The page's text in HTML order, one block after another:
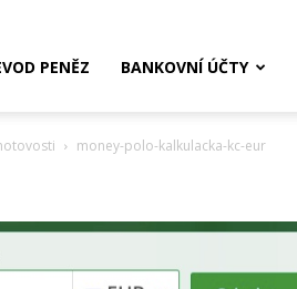
PENĚZ BANKOVNÍ ÚČTY
money-polo-kalkulacka-kc-eur